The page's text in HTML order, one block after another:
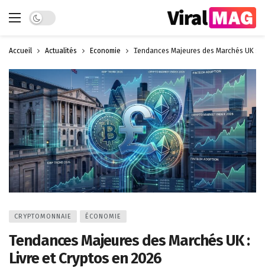
Dark mode
Accueil Actualités Économie Tendances Majeures des Marchés UK :
CRYPTOMONNAIE ÉCONOMIE
Tendances Majeures des Marchés UK :
Livre et Cryptos en 2026